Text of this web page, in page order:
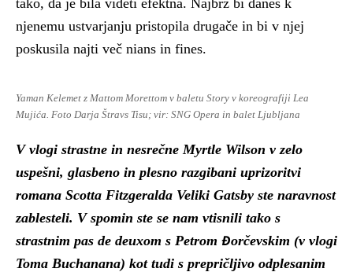
njenemu ustvarjanju pristopila drugače in bi v njej
poskusila najti več nians in fines.
Yaman Kelemet z Mattom Morettom v baletu Story v koreografiji Lea
Mujića. Foto Darja Štravs Tisu; vir: SNG Opera in balet Ljubljana
V vlogi strastne in nesrečne Myrtle Wilson v zelo
uspešni, glasbeno in plesno razgibani uprizoritvi
romana Scotta Fitzgeralda Veliki Gatsby ste naravnost
zablesteli. V spomin ste se nam vtisnili tako s
strastnim pas de deuxom s Petrom Đorčevskim (v vlogi
Toma Buchanana) kot tudi s prepričljivo odplesanim